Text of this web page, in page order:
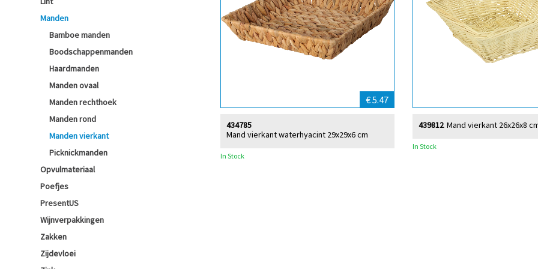
Manden
Bamboe manden
Boodschappenmanden
Haardmanden
Manden ovaal
Manden rechthoek
Manden rond
Manden vierkant
Picknickmanden
Opvulmateriaal
Poefjes
PresentUS
Wijnverpakkingen
Zakken
Zijdevloei
€ 5.47
Mand vierkant waterhyacint 29x29x6 cm
434785
In Stock
Mand vierkant 26x26x8
439812
In Stock